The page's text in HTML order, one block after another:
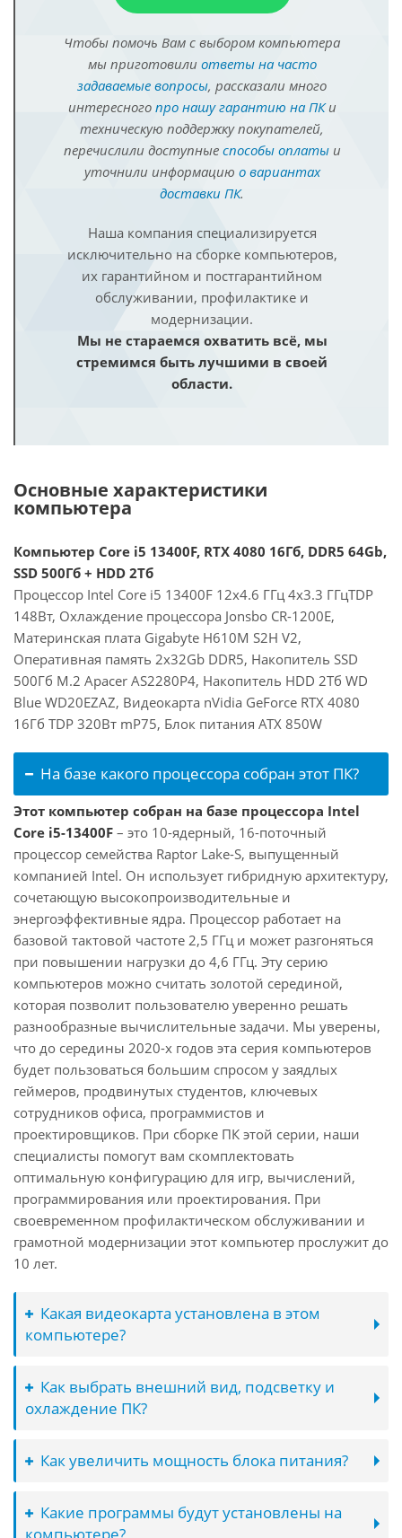
Чтобы помочь Вам с выбором компьютера
мы приготовили ответы на часто
задаваемые вопросы, рассказали много
интересного про нашу гарантию на ПКи
техническую поддержку покупателей,
перечислили доступные способы оплатыи
уточнили информацию о вариантах
доставки ПК.
Наша компания специализируется
исключительно на сборке компьютеров,
их гарантийном и постгарантийном
обслуживании, профилактике и
модернизации.
Мы не стараемся охватить всё, мы
стремимся быть лучшими в своей
области.
Основные характеристики
компьютера
Компьютер Core i5 13400F, RTX 4080 16Гб, DDR5 64Gb,
SSD 500Гб + HDD 2Тб
Процессор Intel Core i5 13400F 12x4.6 ГГц 4x3.3 ГГцTDP
148Вт, Охлаждение процессора Jonsbo CR-1200E,
Материнская плата Gigabyte H610M S2H V2,
Оперативная память 2x32Gb DDR5, Накопитель SSD
500Гб M.2 Apacer AS2280P4, Накопитель HDD 2Тб WD
Blue WD20EZAZ, Видеокарта nVidia GeForce RTX 4080
16Гб TDP 320Вт mP75, Блок питания ATX 850W
На базе какого процессора собран этот ПК?
Этот компьютер собран на базе процессора Intel
Core i5-13400F – это 10-ядерный, 16-поточный
процессор семейства Raptor Lake-S, выпущенный
компанией Intel. Он использует гибридную архитектуру,
сочетающую высокопроизводительные и
энергоэффективные ядра. Процессор работает на
базовой тактовой частоте 2,5 ГГц и может разгоняться
при повышении нагрузки до 4,6 ГГц. Эту серию
компьютеров можно считать золотой серединой,
которая позволит пользователю уверенно решать
разнообразные вычислительные задачи. Мы уверены,
что до середины 2020-х годов эта серия компьютеров
будет пользоваться большим спросом у заядлых
геймеров, продвинутых студентов, ключевых
сотрудников офиса, программистов и
проектировщиков. При сборке ПК этой серии, наши
специалисты помогут вам скомплектовать
оптимальную конфигурацию для игр, вычислений,
программирования или проектирования. При
своевременном профилактическом обслуживании и
грамотной модернизации этот компьютер прослужит до
10 лет.
Какая видеокарта установлена в этом
компьютере?
Как выбрать внешний вид, подсветку и
охлаждение ПК?
Как увеличить мощность блока питания?
Какие программы будут установлены на